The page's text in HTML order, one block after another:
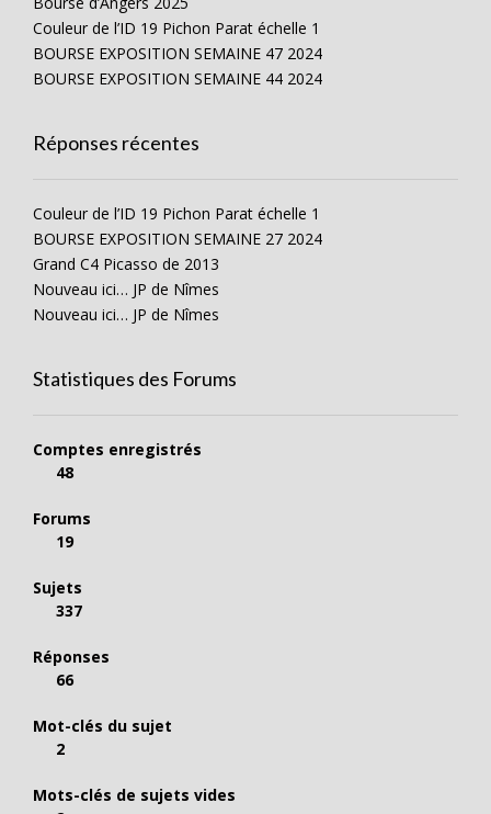
Couleur de l’ID 19 Pichon Parat échelle 1
BOURSE EXPOSITION SEMAINE 47 2024
BOURSE EXPOSITION SEMAINE 44 2024
Réponses récentes
Couleur de l’ID 19 Pichon Parat échelle 1
BOURSE EXPOSITION SEMAINE 27 2024
Grand C4 Picasso de 2013
Nouveau ici… JP de Nîmes
Nouveau ici… JP de Nîmes
Statistiques des Forums
Comptes enregistrés
48
Forums
19
Sujets
337
Réponses
66
Mot-clés du sujet
2
Mots-clés de sujets vides